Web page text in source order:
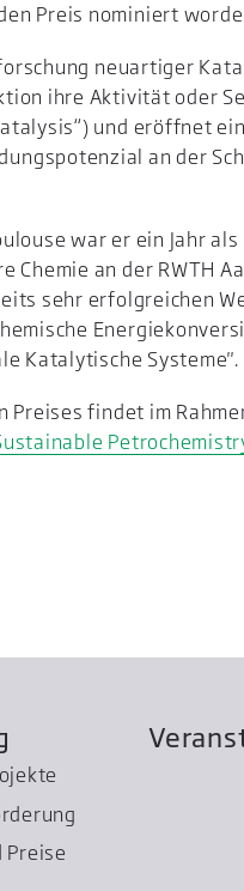
Preis nominiert
neuartiger
ihre Aktivität oder
und eröffnet
an der
war er ein Jahr
an der RWTH
sehr erfolgreichen
Katalytische Systeme".
Preises findet im
Preise